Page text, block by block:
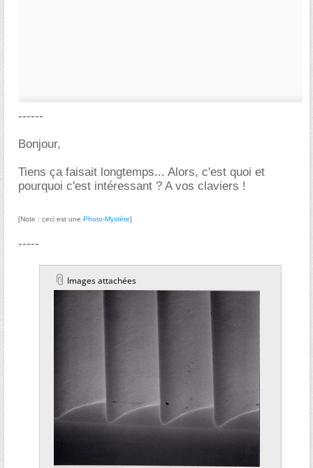
------
Bonjour,
Tiens ça faisait longtemps... Alors, c'est quoi et
pourquoi c'est intéressant ? A vos claviers !
[Note : ceci est une Photo-Mystère]
-----
Images attachées